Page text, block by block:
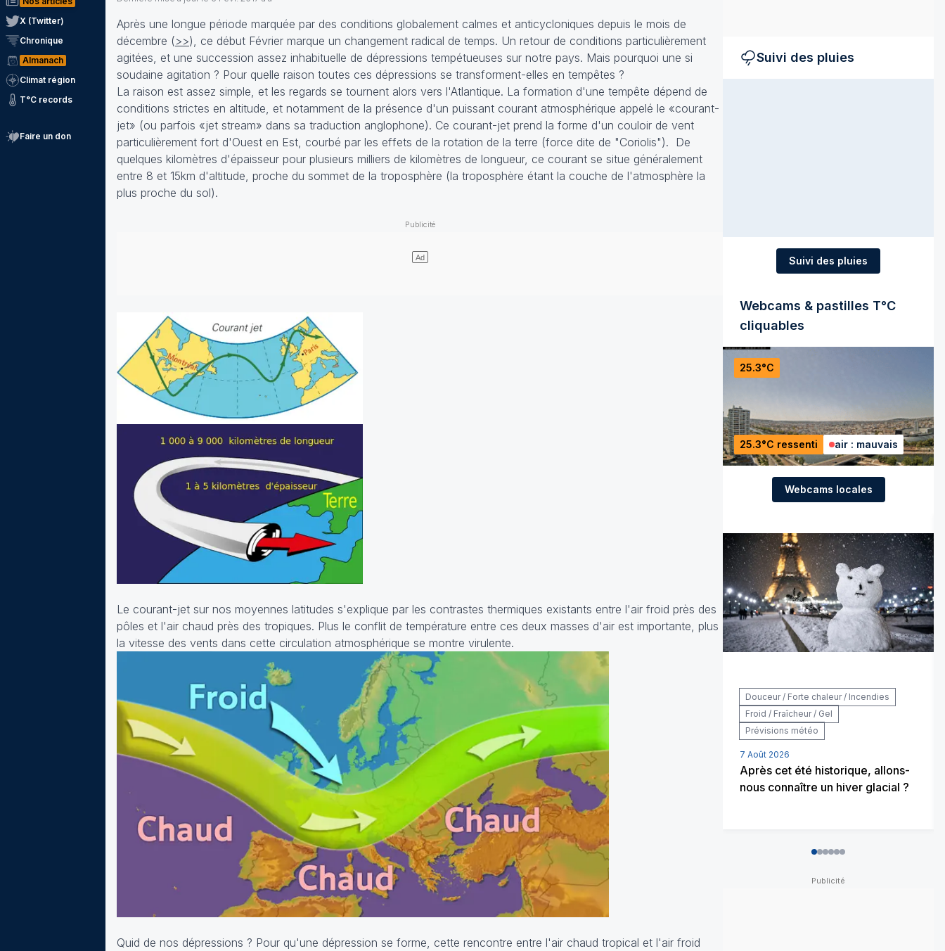
X (Twitter)
Chronique
Almanach
Climat région
T°C records
Faire un don
Après une longue période marquée par des conditions globalement calmes et anticycloniques depuis le mois de
décembre (>>), ce début Février marque un changement radical de temps. Un retour de conditions particulièrement
agitées, et une succession assez inhabituelle de dépressions tempétueuses sur notre pays. Mais pourquoi une si
soudaine agitation ? Pour quelle raison toutes ces dépressions se transforment-elles en tempêtes ?
La raison est assez simple, et les regards se tournent alors vers l'Atlantique. La formation d'une tempête dépend de
conditions strictes en altitude, et notamment de la présence d'un puissant courant atmosphérique appelé le «courant-
jet» (ou parfois «jet stream» dans sa traduction anglophone). Ce courant-jet prend la forme d'un couloir de vent
particulièrement fort d'Ouest en Est, courbé par les effets de la rotation de la terre (force dite de "Coriolis"). De
quelques kilomètres d'épaisseur pour plusieurs milliers de kilomètres de longueur, ce courant se situe généralement
entre 8 et 15km d'altitude, proche du sommet de la troposphère (la troposphère étant la couche de l'atmosphère la
plus proche du sol).
Le courant-jet sur nos moyennes latitudes s'explique par les contrastes thermiques existants entre l'air froid près des
pôles et l'air chaud près des tropiques. Plus le conflit de température entre ces deux masses d'air est importante, plus
la vitesse des vents dans cette circulation atmosphérique se montre virulente.
Quid de nos dépressions ? Pour qu'une dépression se forme, cette rencontre entre l'air chaud tropical et l'air froid
Suivi des pluies
Suivi des pluies
Webcams & pastilles T°C
cliquables
25.3°C
25.3°C ressenti air : mauvais
Webcams locales
Douceur / Forte chaleur / Incendies
Froid / Fraîcheur / Gel
Prévisions météo
7 Août 2026
Après cet été historique, allons-
nous connaître un hiver glacial ?
012345